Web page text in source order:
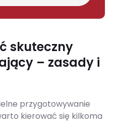
skuteczny
– zasady i
przygotowywanie
kierować się kilkoma